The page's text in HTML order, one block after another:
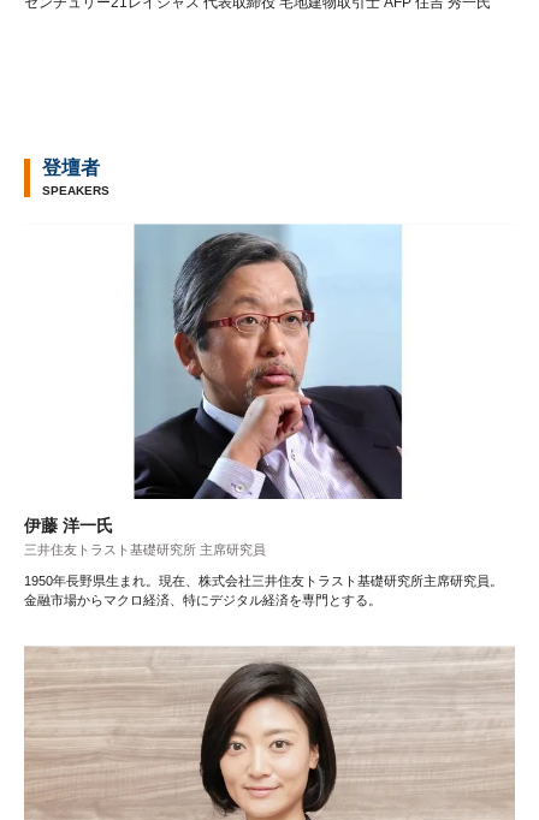
登壇者
SPEAKERS
伊藤 洋一氏
三井住友トラスト基礎研究所 主席研究員
1950年長野県生まれ。現在、株式会社三井住友トラスト基礎研究所主席研究員。
金融市場からマクロ経済、特にデジタル経済を専門とする。